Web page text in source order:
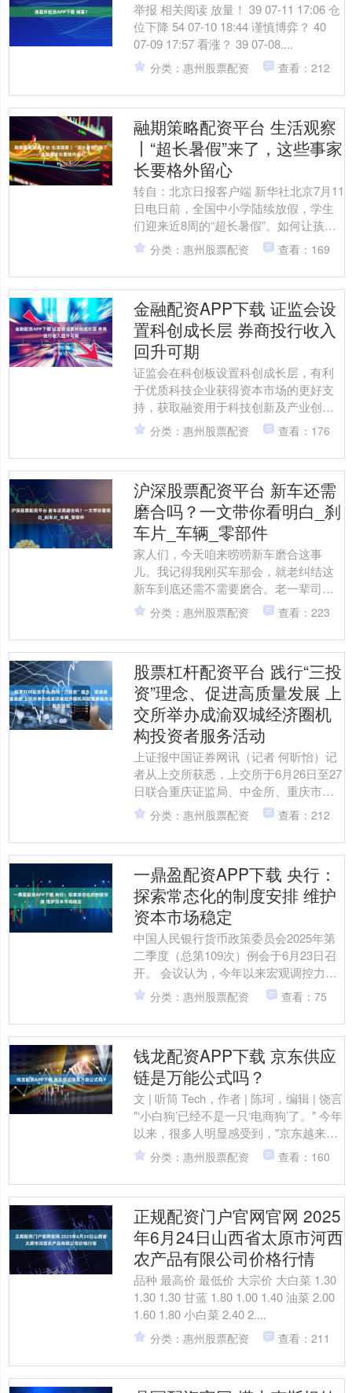
举报 相关阅读 放量！ 39 07-11 17:06 仓
位下降 54 07-10 18:44 谨慎博弈？ 40
07-09 17:57 看涨？ 39 07-08....
分类：惠州股票配资 查看：212
融期策略配资平台 生活观察
丨“超长暑假”来了，这些事家
长要格外留心
转自：北京日报客户端 新华社北京7月11
日电日前，全国中小学陆续放假，学生
们迎来近8周的“超长暑假”。如何让孩子
们安全、健康、快乐地度过假期，记者
采访了公安、消....
分类：惠州股票配资 查看：169
金融配资APP下载 证监会设
置科创成长层 券商投行收入
回升可期
证监会在科创板设置科创成长层，有利
于优质科技企业获得资本市场的更好支
持，获取融资用于科技创新及产业创
新。同时，科创板IPO和并购重组的规模
扩大将有效推动投行业务....
分类：惠州股票配资 查看：176
沪深股票配资平台 新车还需
磨合吗？一文带你看明白_刹
车片_车辆_零部件
家人们，今天咱来唠唠新车磨合这事
儿。我记得我刚买车那会，就老纠结这
新车到底还需不需要磨合。老一辈司机
都说要磨合，可身边一些年轻朋友又说
现在技术先进了，不用磨合。....
分类：惠州股票配资 查看：223
股票杠杆配资平台 践行“三投
资”理念、促进高质量发展 上
交所举办成渝双城经济圈机
构投资者服务活动
上证报中国证券网讯（记者 何昕怡）记
者从上交所获悉，上交所于6月26日至27
日联合重庆证监局、中金所、重庆市南
岸区，在重庆市成功举办机构投资者服
务成渝双城经济圈....
分类：惠州股票配资 查看：212
一鼎盈配资APP下载 央行：
探索常态化的制度安排 维护
资本市场稳定
中国人民银行货币政策委员会2025年第
二季度（总第109次）例会于6月23日召
开。 会议认为，今年以来宏观调控力度
加大，货币政策适度宽松，强化逆周期
调节，综合运....
分类：惠州股票配资 查看：75
钱龙配资APP下载 京东供应
链是万能公式吗？
文 | 听筒 Tech，作者 | 陈珂，编辑 | 饶言
"‘小白狗’已经不是一只‘电商狗’了。" 今年
以来，很多人明显感受到，"京东越来越
不像‘京东’了。" 曾....
分类：惠州股票配资 查看：160
正规配资门户官网官网 2025
年6月24日山西省太原市河西
农产品有限公司价格行情
品种 最高价 最低价 大宗价 大白菜 1.30
1.30 1.30 甘蓝 1.80 1.00 1.40 油菜 2.00
1.60 1.80 小白菜 2.40 2....
分类：惠州股票配资 查看：211